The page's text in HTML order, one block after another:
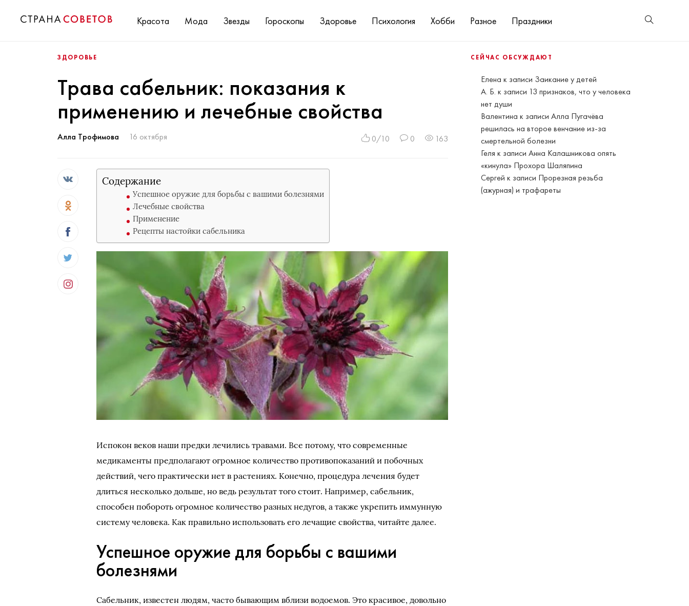
Красота Мода Звезды Гороскопы Здоровье Психология Хобби Разное Праздники
СЕЙЧАС ОБСУЖДАЮТ
Елена к записи Заикание у детей
А. Б. к записи 13 признаков, что у человека
нет души
Валентина к записиАлла Пугачёва
решилась на второе венчание из-за
смертельной болезни
Геля к записиАнна Калашникова опять
«кинула» Прохора Шаляпина
Сергей к записи Прорезная резьба
(ажурная) и трафареты
ЗДОРОВЬЕ
Трава сабельник: показания к
применению и лечебные свойства
Алла Трофимова 16 октября 0/10 0 163
Содержание
Успешное оружие для борьбы с вашими болезнями
Лечебные свойства
Применение
Рецепты настойки сабельника
Испокон веков наши предки лечились травами. Все потому, что современные
медикаменты предполагают огромное количество противопоказаний и побочных
действий, чего практически нет в растениях. Конечно, процедура лечения будет
длиться несколько дольше, но ведь результат того стоит. Например, сабельник,
способен побороть огромное количество разных недугов, а также укрепить иммунную
систему человека. Как правильно использовать его лечащие свойства, читайте далее.
Успешное оружие для борьбы с вашими
болезнями
Сабельник, известен людям, часто бывающим вблизи водоемов. Это красивое, довольно